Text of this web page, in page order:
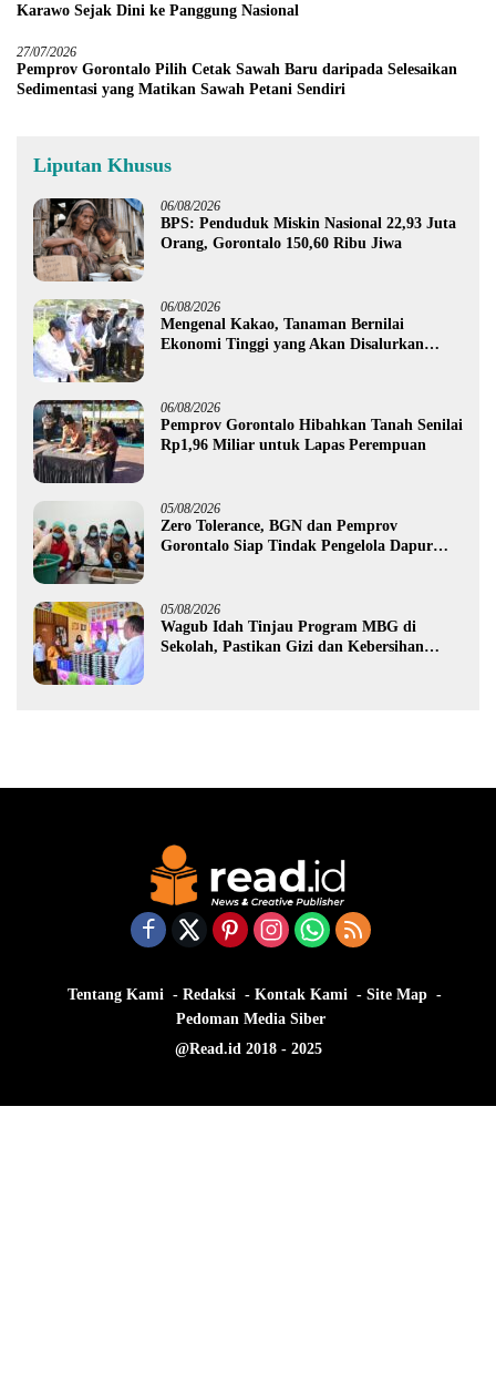
Karawo Sejak Dini ke Panggung Nasional
27/07/2026
Pemprov Gorontalo Pilih Cetak Sawah Baru daripada Selesaikan
Sedimentasi yang Matikan Sawah Petani Sendiri
Liputan Khusus
06/08/2026
BPS: Penduduk Miskin Nasional 22,93 Juta
Orang, Gorontalo 150,60 Ribu Jiwa
06/08/2026
Mengenal Kakao, Tanaman Bernilai
Ekonomi Tinggi yang Akan Disalurkan
06/08/2026
Pemprov Gorontalo Hibahkan Tanah Senilai
Rp1,96 Miliar untuk Lapas Perempuan
05/08/2026
Zero Tolerance, BGN dan Pemprov
Gorontalo Siap Tindak Pengelola Dapur
05/08/2026
Wagub Idah Tinjau Program MBG di
Sekolah, Pastikan Gizi dan Kebersihan
Tentang Kami Redaksi Kontak Kami
Site Map
Pedoman Media Siber
@Read.id 2018 - 2025